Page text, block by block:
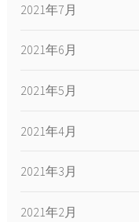
2021年7月
2021年6月
2021年5月
2021年4月
2021年3月
2021年2月